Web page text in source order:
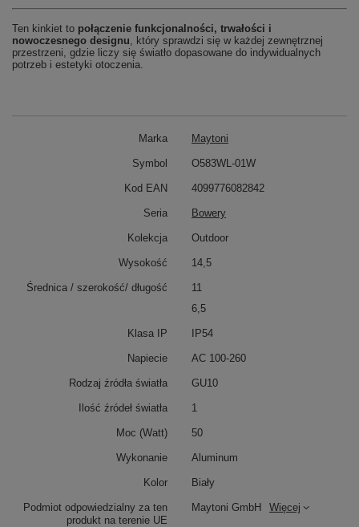
Ten kinkiet to połączenie funkcjonalności, trwałości i
nowoczesnego designu, który sprawdzi się w każdej zewnętrznej
przestrzeni, gdzie liczy się światło dopasowane do indywidualnych
potrzeb i estetyki otoczenia.
Marka Maytoni
Podmiot odpowiedzialny za ten
produkt na terenie UE
Maytoni GmbH Więcej
Symbol O583WL-01W
Kod EAN 4099776082842
Seria Bowery
Kolekcja Outdoor
Wysokość 14,5
Średnica / szerokość/ długość
11
6,5
Klasa IP IP54
Napiecie AC 100-260
Rodzaj źródła światła GU10
Ilość źródeł światła 1
Moc (Watt) 50
Wykonanie Aluminum
Kolor Biały